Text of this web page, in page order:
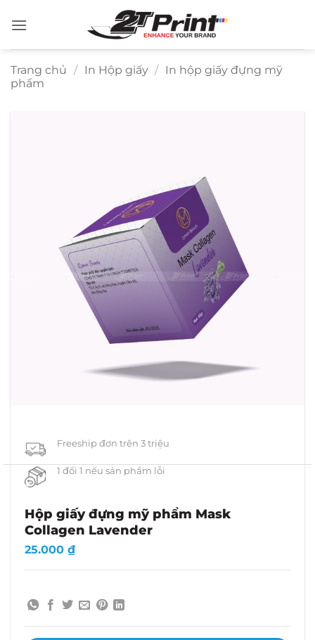
qua
Trang chủ / In Hộp giấy / In hộp giấy đựng mỹ
phẩm
Freeship đơn trên 3 triệu
1 đổi 1 nếu sản phẩm lỗi
Hộp giấy đựng mỹ phẩm Mask
Collagen Lavender
25.000 ₫